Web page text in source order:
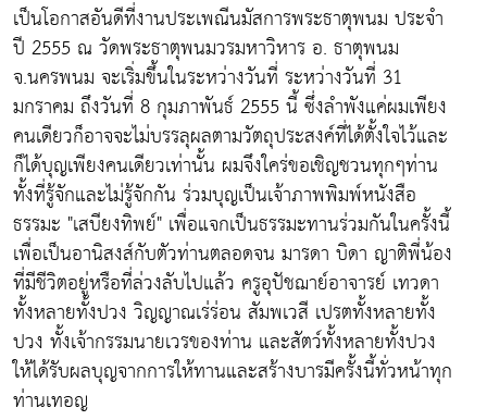
เป็นโอกาสอันดีที่งานประเพณีนมัสการพระธาตุพนม ประจำ
ปี 2555 ณ วัดพระธาตุพนมวรมหาวิหาร อ. ธาตุพนม
จ.นครพนม จะเริ่มขึ้นในระหว่างวันที่ ระหว่างวันที่ 31
มกราคม ถึงวันที่ 8 กุมภาพันธ์ 2555 นี้ ซึ่งลำพังแค่ผมเพียง
คนเดียวก็อาจจะไม่บรรลุผลตามวัตถุประสงค์ที่ได้ตั้งใจไว้และ
ก็ได้บุญเพียงคนเดียวเท่านั้น ผมจึงใคร่ขอเชิญชวนทุกๆท่าน
ทั้งที่รู้จักและไม่รู้จักกัน ร่วมบุญเป็นเจ้าภาพพิมพ์หนังสือ
ธรรมะ "เสบียงทิพย์" เพื่อแจกเป็นธรรมะทานร่วมกันในครั้งนี้
เพื่อเป็นอานิสงส์กับตัวท่านตลอดจน มารดา บิดา ญาติพี่น้อง
ที่มีชีวิตอยู่หรือที่ล่วงลับไปแล้ว ครูอุปัชฌาย์อาจารย์ เทวดา
ทั้งหลายทั้งปวง วิญญาณเร่ร่อน สัมพเวสี เปรตทั้งหลายทั้ง
ปวง ทั้งเจ้ากรรมนายเวรของท่าน และสัตว์ทั้งหลายทั้งปวง
ให้ได้รับผลบุญจากการให้ทานและสร้างบารมีครั้งนี้ทั่วหน้าทุก
ท่านเทอญ